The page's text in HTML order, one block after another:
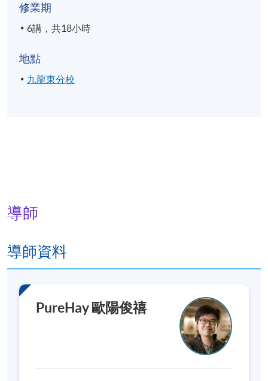
修業期
6講，共18小時
地點
九龍東分校
導師
導師資料
PureHay 歐陽俊禧